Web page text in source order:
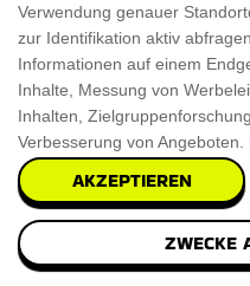
15 5 RABATT
Code
15 % Rabatt Auf
Skincare-
Erhalten Sie 15 %
ist die perfekte
bei jedem Einkauf
Sie sich dieses
Verwendung genauer
zur Identifikation aktiv
Informationen auf einem
Inhalte, Messung von
Inhalten,
Verbesserung von Angeboten.
AKZEPTIEREN
ZWECKE